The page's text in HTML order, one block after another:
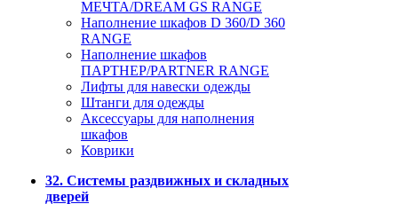
МЕЧТА/DREAM GS RANGE
Наполнение шкафов D 360/D 360
RANGE
Наполнение шкафов
ПАРТНЕР/PARTNER RANGE
Лифты для навески одежды
Штанги для одежды
Аксессуары для наполнения
шкафов
Коврики
32. Системы раздвижных и складных
дверей